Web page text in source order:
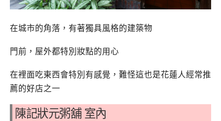
在城市的角落，有著獨具風格的建築物
門前，屋外都特別妝點的用心
在裡面吃東西會特別有感覺，難怪這也是花蓮人經常推
薦的好店之一
陳記狀元粥舖 室內